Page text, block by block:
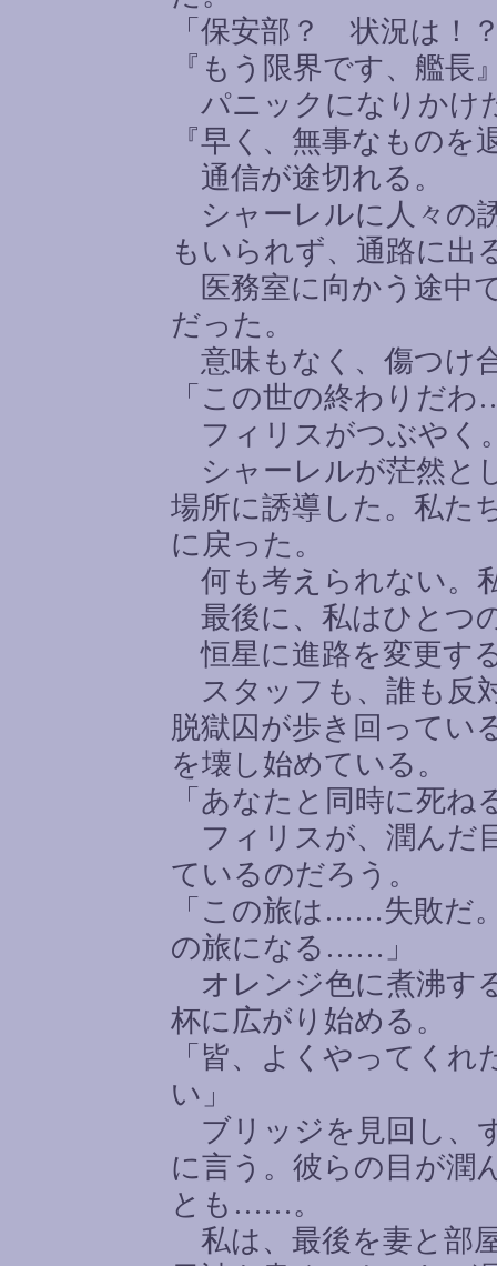
「保安部？ 状況は！
『もう限界です、艦長
パニックになりかけ
『早く、無事なものを
通信が途切れる。
シャーレルに人々の
もいられず、通路に出
医務室に向かう途中
だった。
意味もなく、傷つけ
「この世の終わりだわ
フィリスがつぶやく
シャーレルが茫然と
場所に誘導した。私た
に戻った。
何も考えられない。
最後に、私はひとつ
恒星に進路を変更す
スタッフも、誰も反
脱獄囚が歩き回ってい
を壊し始めている。
「あなたと同時に死
フィリスが、潤んだ
ているのだろう。
「この旅は ……失敗だ
の旅になる …… 」
オレンジ色に煮沸す
杯に広がり始める。
「皆、よくやってく
い」
ブリッジを見回し、
に言う。彼らの目が潤
とも ……。
私は、最後を妻と部